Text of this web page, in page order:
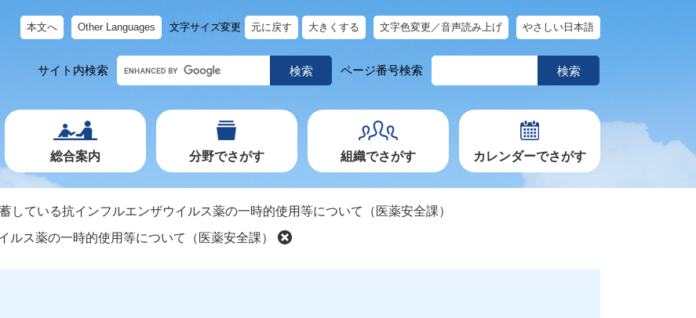
本文へ Other Languages 文字サイズ変更 元に戻す 大きくする 文字色変更／音声読み上げ やさしい日本語
サイト内検索
キ
ー
ワ
ド
ページ番号検索
ペ
ジ
号
総合案内 分野でさがす 組織でさがす カレンダーでさがす
している抗インフルエンザウイルス薬の一時的使用等について（医薬安全課）
ルス薬の一時的使用等について（医薬安全課）